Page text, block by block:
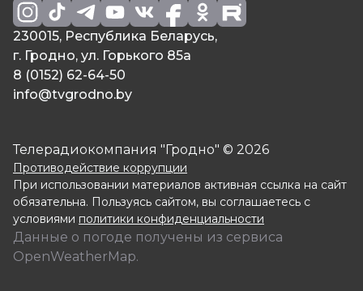
230015, Республика Беларусь,
г. Гродно, ул. Горького 85а
8 (0152) 62-64-50
info@tvgrodno.by
Телерадиокомпания "Гродно" © 2026
Противодействие коррупции
При использовании материалов активная ссылка на сайт
обязательна. Пользуясь сайтом, вы соглашаетесь с
условиями политики конфиденциальности
Данные о погоде получены из сервиса
OpenWeatherMap.